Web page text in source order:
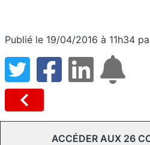
Publié le 19/04/2016 à 11h34
ACCÉDER AUX 26